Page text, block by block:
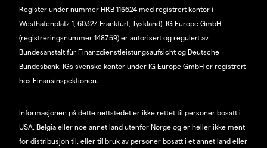
Register under nummer HRB 115624 med registrert kontor i
Westhafenplatz 1, 60327 Frankfurt, Tyskland). IG Europe GmbH
(registreringsnummer 148759) er autorisert og regulert av
Bundesanstalt für Finanzdienstleistungsaufsicht og Deutsche
Bundesbank. IGs svenske kontor under IG Europe GmbH er registrert
hos Finansinspektionen.
Informasjonen på dette nettstedet er ikke rettet til personer bosatt i
USA, Belgia eller noe annet land utenfor Norge og er heller ikke ment
for distribusjon til, eller til bruk av personer bosatt i et annet land eller